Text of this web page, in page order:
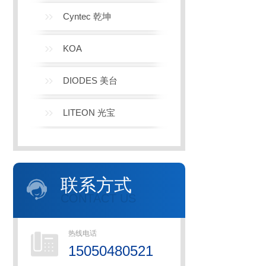
Cyntec 乾坤
KOA
DIODES 美台
LITEON 光宝
联系方式
CONTACT US
热线电话
15050480521